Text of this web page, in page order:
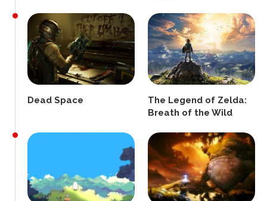
Dead Space
The Legend of Zelda:
Breath of the Wild